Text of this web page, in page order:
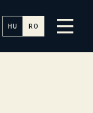
HU RO